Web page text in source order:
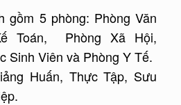
gồm 5 phòng: Phòng Văn
Toán, Phòng Xã Hội,
Sinh Viên và Phòng Y Tế.
Huấn, Thực Tập, Sưu